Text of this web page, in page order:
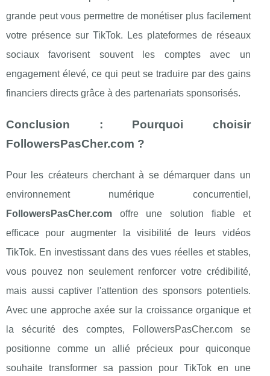
grande peut vous permettre de monétiser plus facilement
votre présence sur TikTok. Les plateformes de réseaux
sociaux favorisent souvent les comptes avec un
engagement élevé, ce qui peut se traduire par des gains
financiers directs grâce à des partenariats sponsorisés.
Conclusion : Pourquoi choisir
FollowersPasCher.com ?
Pour les créateurs cherchant à se démarquer dans un
environnement numérique concurrentiel,
FollowersPasCher.com offre une solution fiable et
efficace pour augmenter la visibilité de leurs vidéos
TikTok. En investissant dans des vues réelles et stables,
vous pouvez non seulement renforcer votre crédibilité,
mais aussi captiver l'attention des sponsors potentiels.
Avec une approche axée sur la croissance organique et
la sécurité des comptes, FollowersPasCher.com se
positionne comme un allié précieux pour quiconque
souhaite transformer sa passion pour TikTok en une